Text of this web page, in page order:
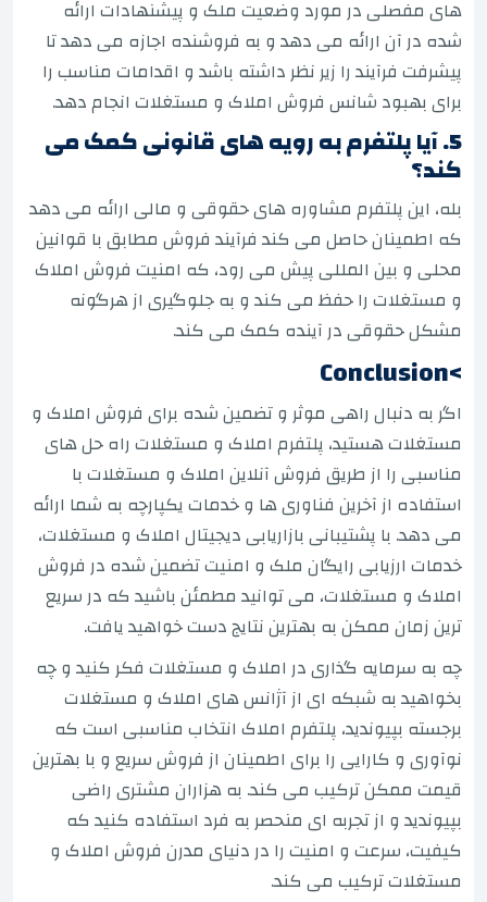
های مفصلی در مورد وضعیت ملک و پیشنهادات ارائه
شده در آن ارائه می دهد و به فروشنده اجازه می دهد تا
پیشرفت فرآیند را زیر نظر داشته باشد و اقدامات مناسب را
برای بهبود شانس فروش املاک و مستغلات انجام دهد.
5. آیا پلتفرم به رویه های قانونی کمک می
کند؟
بله، این پلتفرم مشاوره های حقوقی و مالی ارائه می دهد
که اطمینان حاصل می کند فرآیند فروش مطابق با قوانین
محلی و بین المللی پیش می رود، که امنیت فروش املاک
و مستغلات را حفظ می کند و به جلوگیری از هرگونه
مشکل حقوقی در آینده کمک می کند.
>Conclusion
اگر به دنبال راهی موثر و تضمین شده برای فروش املاک و
مستغلات هستید، پلتفرم املاک و مستغلات راه حل های
مناسبی را از طریق فروش آنلاین املاک و مستغلات با
استفاده از آخرین فناوری ها و خدمات یکپارچه به شما ارائه
می دهد. با پشتیبانی بازاریابی دیجیتال املاک و مستغلات،
خدمات ارزیابی رایگان ملک و امنیت تضمین شده در فروش
املاک و مستغلات، می توانید مطمئن باشید که در سریع
ترین زمان ممکن به بهترین نتایج دست خواهید یافت.
چه به سرمایه گذاری در املاک و مستغلات فکر کنید و چه
بخواهید به شبکه ای از آژانس های املاک و مستغلات
برجسته بپیوندید، پلتفرم املاک انتخاب مناسبی است که
نوآوری و کارایی را برای اطمینان از فروش سریع و با بهترین
قیمت ممکن ترکیب می کند. به هزاران مشتری راضی
بپیوندید و از تجربه ای منحصر به فرد استفاده کنید که
کیفیت، سرعت و امنیت را در دنیای مدرن فروش املاک و
مستغلات ترکیب می کند.